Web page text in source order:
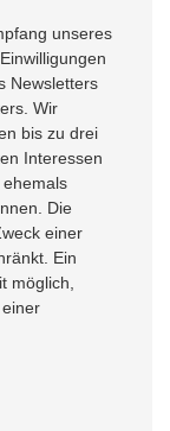
unseres
Newsletters
Wir
bis zu drei
Interessen
Die
einer
Ein
möglich,